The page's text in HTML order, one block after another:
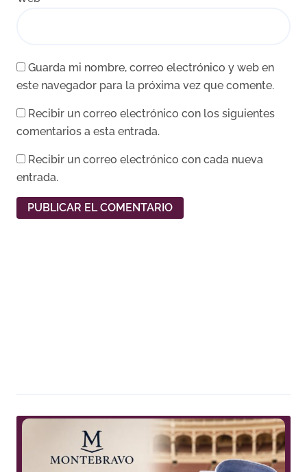
Guarda mi nombre, correo electrónico y web en
este navegador para la próxima vez que comente.
Recibir un correo electrónico con los siguientes
comentarios a esta entrada.
Recibir un correo electrónico con cada nueva
entrada.